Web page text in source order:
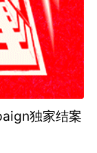
独家结案